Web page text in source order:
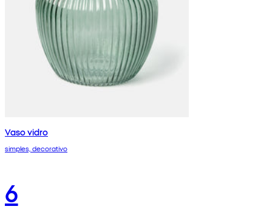
Vaso vidro
simples, decorativo
6